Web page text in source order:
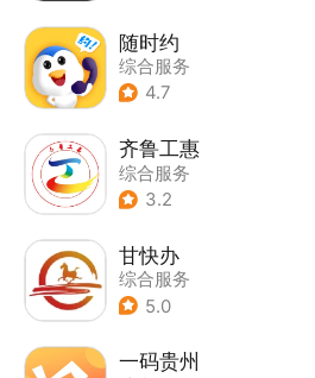
随时约
综合服务
4.7
齐鲁工惠
综合服务
3.2
甘快办
综合服务
5.0
一码贵州